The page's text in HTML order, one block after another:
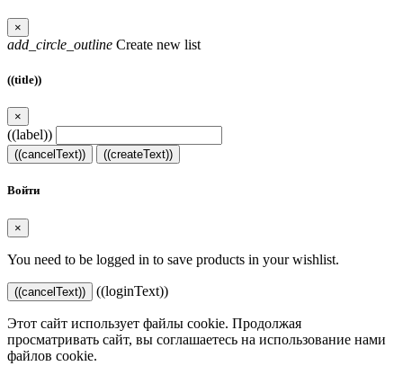
×
add_circle_outline Create new list
((title))
×
((label))
((cancelText)) ((createText))
Войти
×
You need to be logged in to save products in your wishlist.
((cancelText)) ((loginText))
Этот сайт использует файлы cookie. Продолжая
просматривать сайт, вы соглашаетесь на использование нами
файлов cookie.